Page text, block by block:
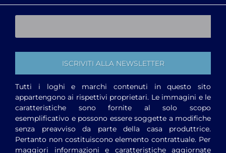
Tutti i loghi e marchi contenuti in questo sito
appartengono ai rispettivi proprietari. Le immagini e le
caratteristiche sono fornite al solo scopo
esemplificativo e possono essere soggette a modifiche
senza preavviso da parte della casa produttrice.
Pertanto non costituiscono elemento contrattuale. Per
maggiori informazioni e caratteristiche aggiornate